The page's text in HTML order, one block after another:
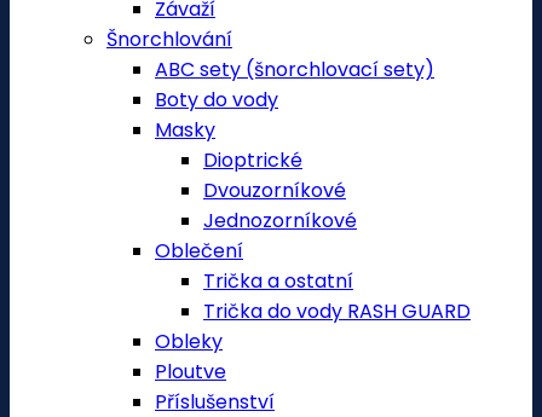
Závaží
Šnorchlování
ABC sety (šnorchlovací sety)
Boty do vody
Masky
Dioptrické
Dvouzorníkové
Jednozorníkové
Oblečení
Trička a ostatní
Trička do vody RASH GUARD
Obleky
Ploutve
Příslušenství